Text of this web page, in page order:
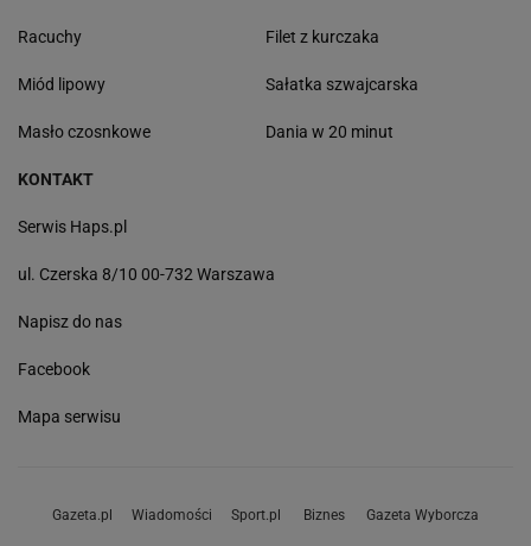
Racuchy
Miód lipowy
Masło czosnkowe
Filet z kurczaka
Sałatka szwajcarska
Dania w 20 minut
KONTAKT
Serwis Haps.pl
ul. Czerska 8/10 00-732 Warszawa
Napisz do nas
Facebook
Mapa serwisu
Gazeta.pl Wiadomości Sport.pl Biznes Gazeta Wyborcza